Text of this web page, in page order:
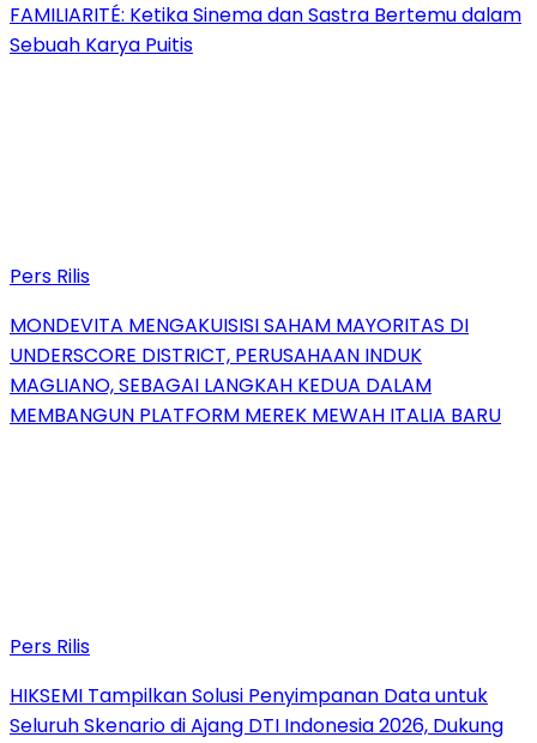
FAMILIARITÉ: Ketika Sinema dan Sastra Bertemu dalam
Sebuah Karya Puitis
Pers Rilis
MONDEVITA MENGAKUISISI SAHAM MAYORITAS DI
UNDERSCORE DISTRICT, PERUSAHAAN INDUK
MAGLIANO, SEBAGAI LANGKAH KEDUA DALAM
MEMBANGUN PLATFORM MEREK MEWAH ITALIA BARU
Pers Rilis
HIKSEMI Tampilkan Solusi Penyimpanan Data untuk
Seluruh Skenario di Ajang DTI Indonesia 2026, Dukung